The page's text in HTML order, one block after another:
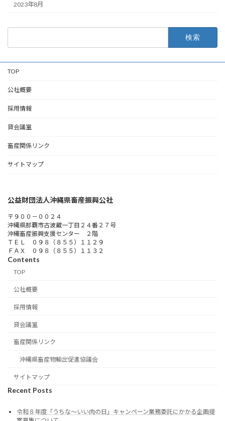
2023年8月
TOP
公社概要
採用情報
貸会議室
畜産関係リンク
サイトマップ
公益財団法人沖縄県畜産振興公社
〒９００－００２４
沖縄県那覇市古波蔵一丁目２４番２７号
沖縄畜産振興支援センター ２階
ＴＥＬ ０９８（８５５）１１２９
ＦＡＸ ０９８（８５５）１１３２
Contents
TOP
公社概要
採用情報
貸会議室
畜産関係リンク
沖縄県畜産物輸出促進協議会
サイトマップ
Recent Posts
令和８年度「うちな～いい肉の日」キャンペーン業務委託にかかる企画提